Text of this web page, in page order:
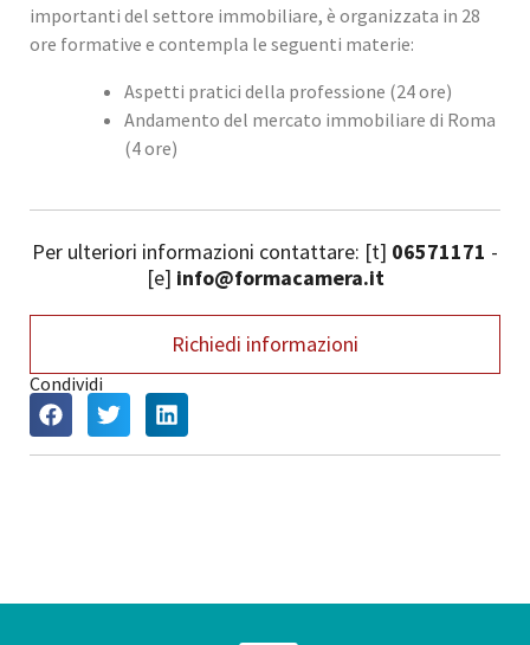
importanti del settore immobiliare, è organizzata in 28
ore formative e contempla le seguenti materie:
Aspetti pratici della professione (24 ore)
Andamento del mercato immobiliare di Roma
(4 ore)
Per ulteriori informazioni contattare: [t] 06571171 -
[e] info@formacamera.it
Richiedi informazioni
Condividi